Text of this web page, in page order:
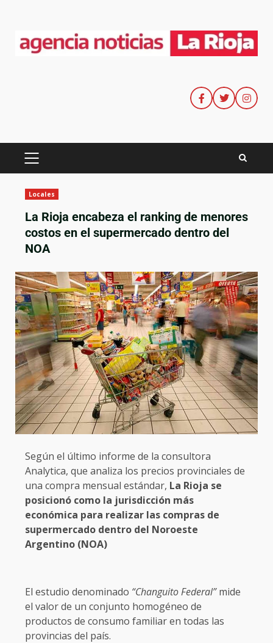
Locales
La Rioja encabeza el ranking de menores
costos en el supermercado dentro del
NOA
Según el último informe de la consultora
Analytica, que analiza los precios provinciales de
una compra mensual estándar, La Rioja se
posicionó como la jurisdicción más
económica para realizar las compras de
supermercado dentro del Noroeste
Argentino (NOA)
El estudio denominado “Changuito Federal”mide
el valor de un conjunto homogéneo de
productos de consumo familiar en todas las
provincias del país.